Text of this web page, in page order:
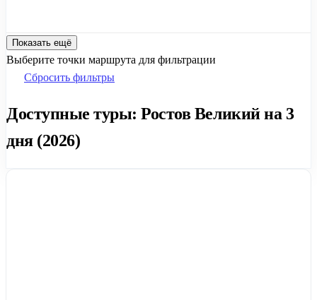
Показать ещё
Выберите точки маршрута для фильтрации
Сбросить фильтры
Доступные туры: Ростов Великий на 3
дня (2026)